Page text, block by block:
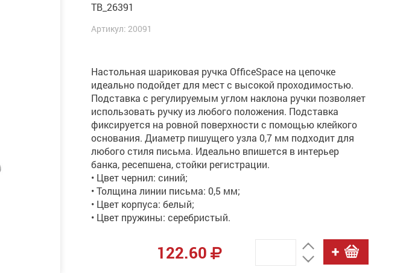
TB_26391
Артикул: 20091
Настольная шариковая ручка OfficeSpace на цепочке
идеально подойдет для мест с высокой проходимостью.
Подставка с регулируемым углом наклона ручки позволяет
использовать ручку из любого положения. Подставка
фиксируется на ровной поверхности с помощью клейкого
основания. Диаметр пишущего узла 0,7 мм подходит для
любого стиля письма. Идеально впишется в интерьер
банка, ресепшена, стойки регистрации.
• Цвет чернил: синий;
• Толщина линии письма: 0,5 мм;
• Цвет корпуса: белый;
• Цвет пружины: серебристый.
122.60